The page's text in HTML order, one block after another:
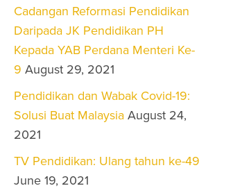
Cadangan Reformasi Pendidikan
Daripada JK Pendidikan PH
Kepada YAB Perdana Menteri Ke-
9 August 29, 2021
Pendidikan dan Wabak Covid-19:
Solusi Buat Malaysia August 24,
2021
TV Pendidikan: Ulang tahun ke-49
June 19, 2021